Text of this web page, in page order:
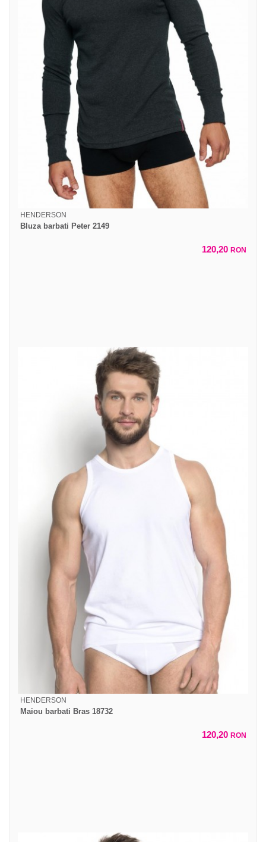
HENDERSON
Bluza barbati Peter 2149
120,20 RON
HENDERSON
Maiou barbati Bras 18732
120,20 RON